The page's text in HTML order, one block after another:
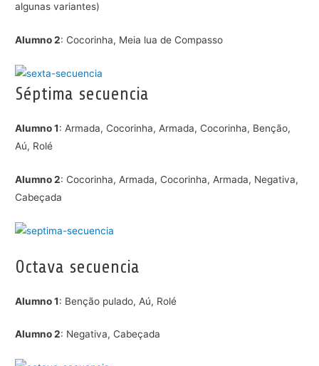
algunas variantes)
Alumno 2: Cocorinha, Meia lua de Compasso
Séptima secuencia
Alumno 1: Armada, Cocorinha, Armada, Cocorinha, Benção,
Aú, Rolé
Alumno 2: Cocorinha, Armada, Cocorinha, Armada, Negativa,
Cabeçada
Octava secuencia
Alumno 1: Benção pulado, Aú, Rolé
Alumno 2: Negativa, Cabeçada